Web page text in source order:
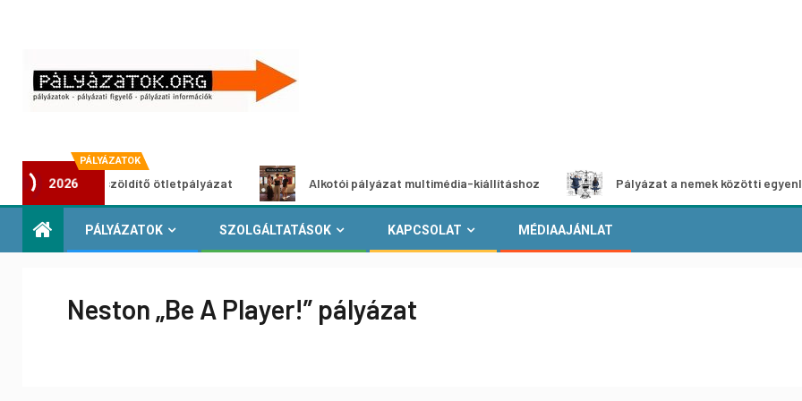
PÁLYÁZATOK
2026
Városzöldítő ötletpályázat Alkotói pályázat multimédia-kiállításhoz Pályázat a nemek közötti egyenlőség
PÁLYÁZATOK SZOLGÁLTATÁSOK KAPCSOLAT MÉDIAAJÁNLAT
Neston „Be A Player!” pályázat